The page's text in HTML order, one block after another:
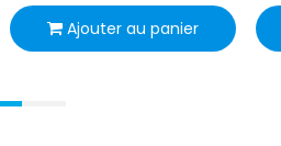
Ajouter au panier